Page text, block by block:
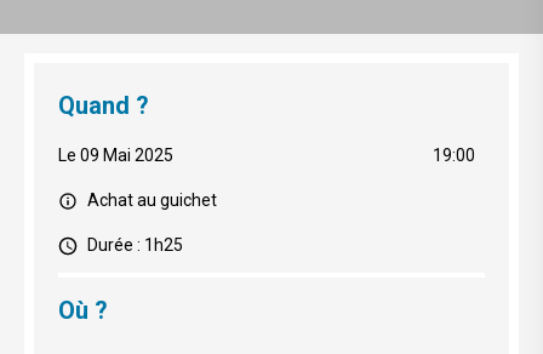
Quand ?
Le 09 Mai 2025 19:00
Achat au guichet
Durée : 1h25
Où ?